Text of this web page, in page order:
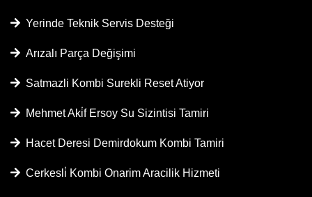
Yerinde Teknik Servis Desteği
Arızalı Parça Değişimi
Satmazli Kombi Surekli Reset Atiyor
Mehmet Aki̇f Ersoy Su Sizintisi Tamiri
Hacet Deresi Demirdokum Kombi Tamiri
Cerkesli̇ Kombi Onarim Aracilik Hizmeti